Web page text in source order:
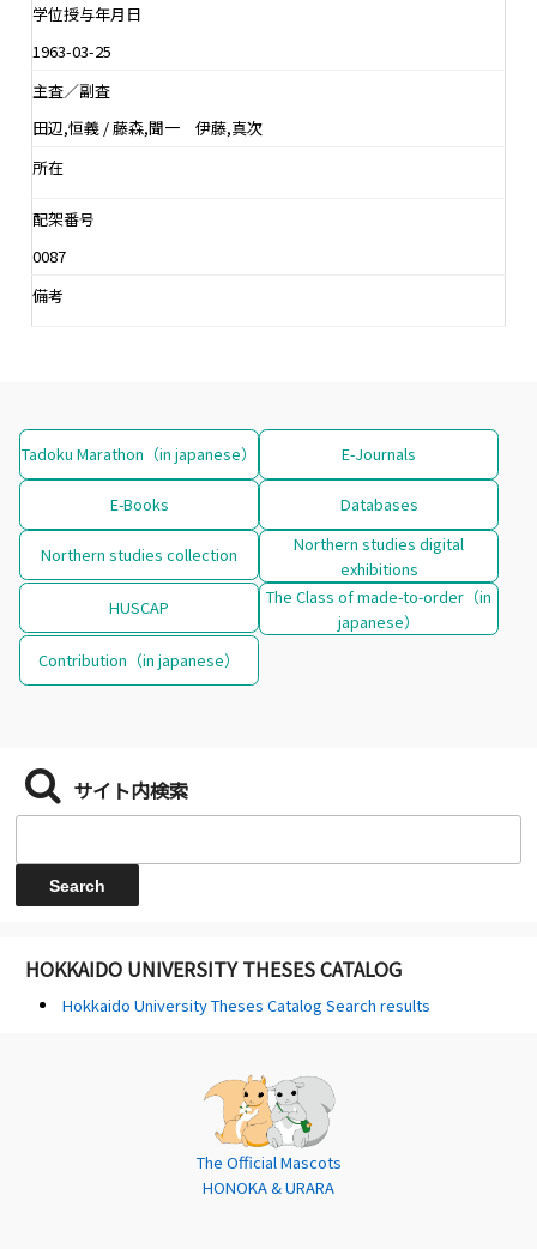
学位授与年月日
1963-03-25
主査／副査
田辺,恒義 / 藤森,聞一 伊藤,真次
所在
配架番号
0087
備考
Tadoku Marathon（in japanese） E-Journals
E-Books Databases
Northern studies collection
Northern studies digital
exhibitions
HUSCAP
The Class of made-to-order（in
japanese）
Contribution（in japanese）
サイト内検索
HOKKAIDO UNIVERSITY THESES CATALOG
Hokkaido University Theses Catalog Search results
The Official Mascots
HONOKA & URARA